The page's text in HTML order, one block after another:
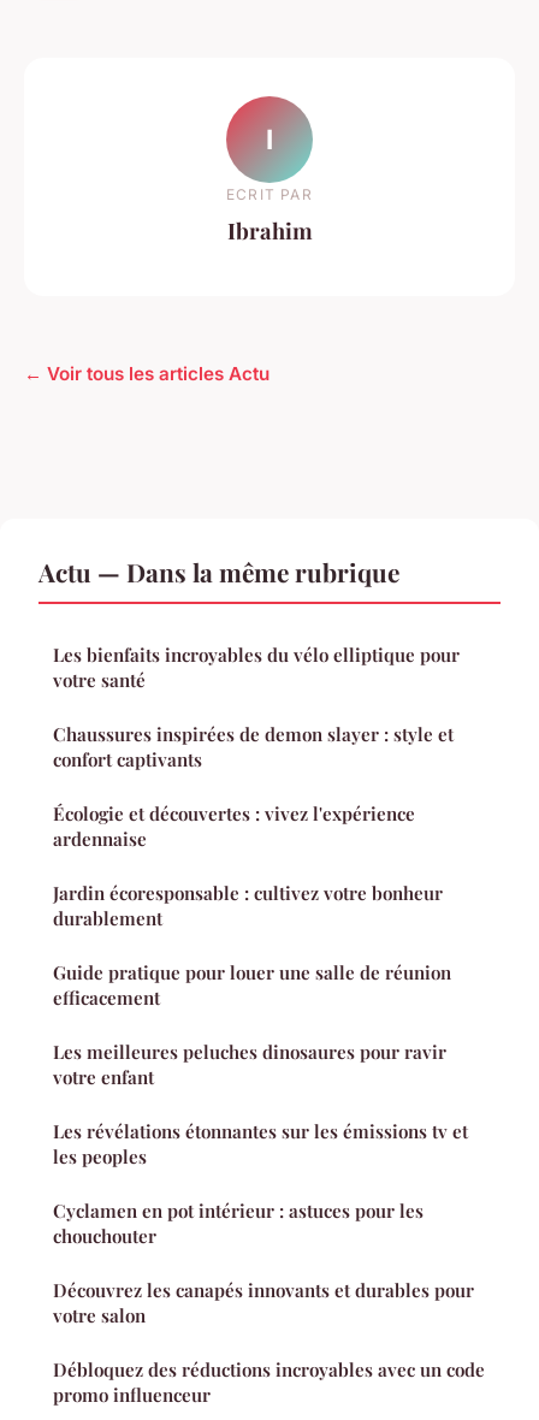
I
ECRIT PAR
Ibrahim
← Voir tous les articles Actu
Actu — Dans la même rubrique
Les bienfaits incroyables du vélo elliptique pour
votre santé
Chaussures inspirées de demon slayer : style et
confort captivants
Écologie et découvertes : vivez l'expérience
ardennaise
Jardin écoresponsable : cultivez votre bonheur
durablement
Guide pratique pour louer une salle de réunion
efficacement
Les meilleures peluches dinosaures pour ravir
votre enfant
Les révélations étonnantes sur les émissions tv et
les peoples
Cyclamen en pot intérieur : astuces pour les
chouchouter
Découvrez les canapés innovants et durables pour
votre salon
Débloquez des réductions incroyables avec un code
promo influenceur